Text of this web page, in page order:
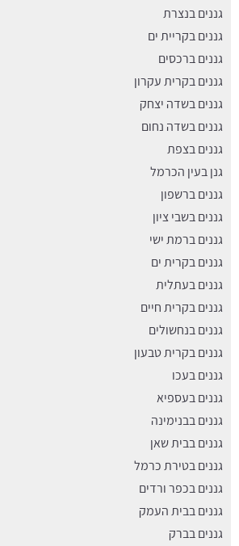
גננים בנצרת
גננים בקריית ים
גננים ברכסים
גננים בקרית עקרון
גננים בשדה יצחק
גננים בשדה נחום
גננים בצפת
גנן בעין הכרמל
גננים ברשפון
גננים בשבי ציון
גננים ברמת ישי
גננים בקרית ים
גננים בעתלית
גננים בקרית חיים
גננים בנחשולים
גננים בקרית טבעון
גננים בעכו
גננים בעספיא
גננים בבנימינה
גננים בבית שאן
גננים בטירת כרמל
גננים בכפר ורדים
גננים בבית העמק
גננים בברק